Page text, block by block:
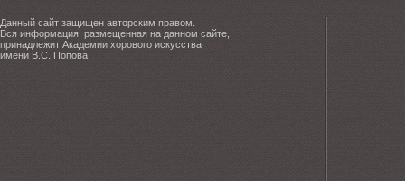
Данный сайт защищен авторским правом.
Вся информация, размещенная на данном сайте,
принадлежит Академии хорового искусства
имени В.С. Попова.